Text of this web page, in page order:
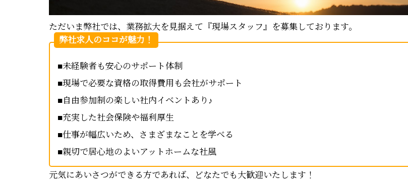
ただいま弊社では、業務拡大を見据えて『現場スタッフ』を募集しております。
弊社求人のココが魅力！
■未経験者も安心のサポート体制
■現場で必要な資格の取得費用も会社がサポート
■自由参加制の楽しい社内イベントあり♪
■充実した社会保険や福利厚生
■仕事が幅広いため、さまざまなことを学べる
■親切で居心地のよいアットホームな社風
元気にあいさつができる方であれば、どなたでも大歓迎いたします！